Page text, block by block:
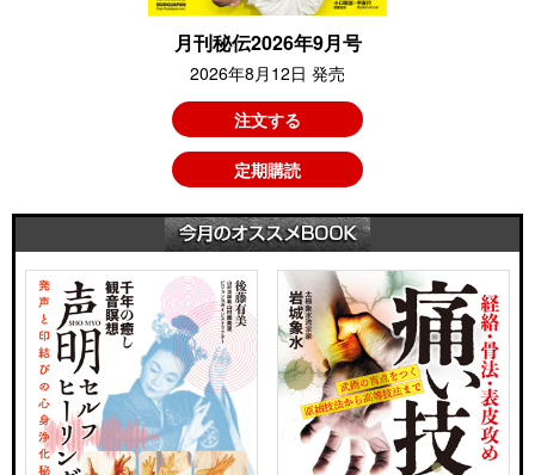
月刊秘伝2026年9月号
2026年8月12日 発売
注文する
定期購読